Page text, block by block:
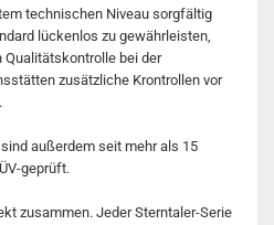
technischen Niveau sorgfältig
lückenlos zu gewährleisten,
Qualitätskontrolle bei der
zusätzliche Krontrollen vor
sind außerdem seit mehr als 15
geprüft.
zusammen. Jeder Sterntaler-Serie